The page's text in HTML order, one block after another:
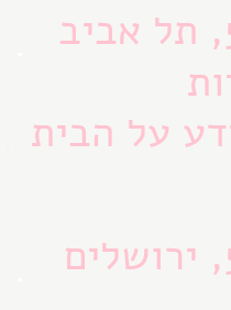
על הבית